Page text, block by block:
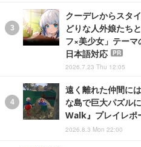
クーデレからスタ
どりな人外娘たち
フ×美少女」テー
日本語対応
PR
2026.7.23 Thu 12:05
遠く離れた仲間に
な島で巨大パズル
Walk』プレイレポ
2026.8.3 Mon 22:00